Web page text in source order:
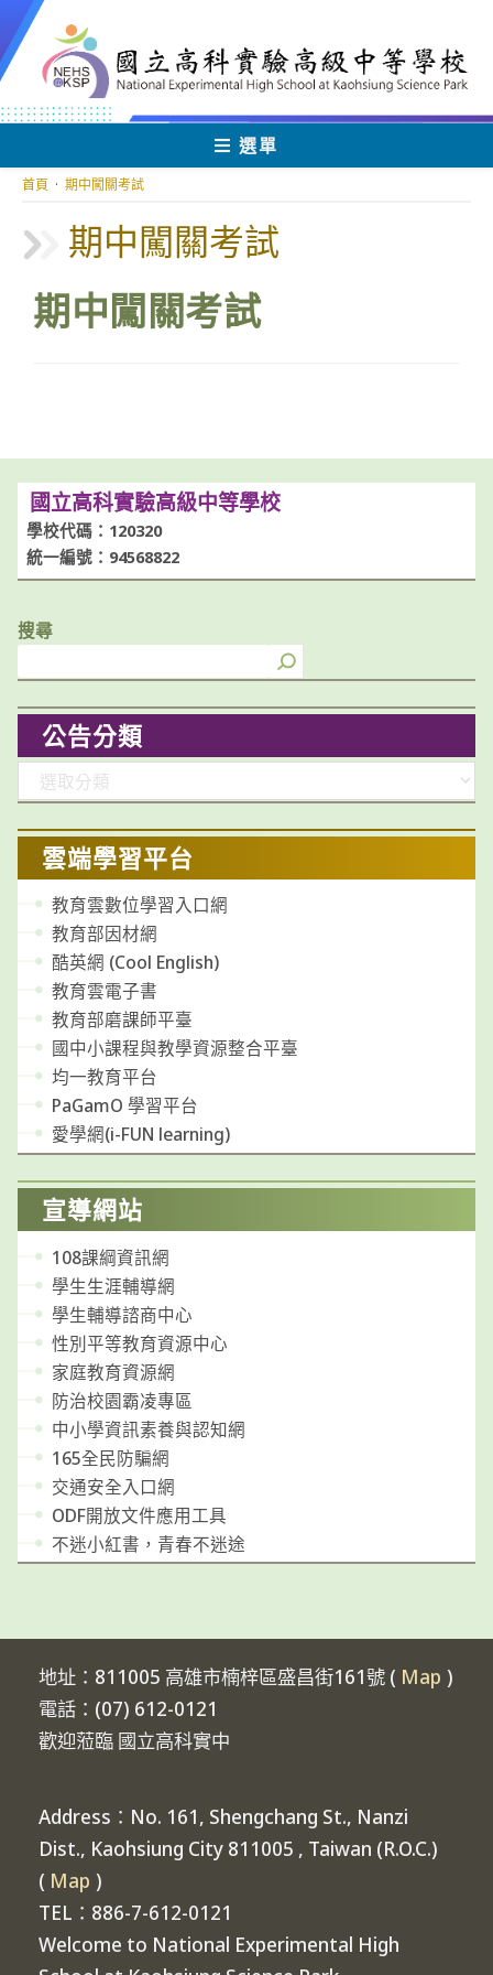
轉
至
要
容
選單
期中闖關考試
首頁 · 期中闖關考試
期中闖關考試
國立高科實驗高級中等學校
學校代碼：120320
統一編號：94568822
搜尋
公告分類
類
雲端學習平台
教育雲數位學習入口網
教育部因材網
酷英網 (Cool English)
教育雲電子書
教育部磨課師平臺
國中小課程與教學資源整合平臺
均一教育平台
PaGamO 學習平台
愛學網(i-FUN learning)
宣導網站
108課綱資訊網
學生生涯輔導網
學生輔導諮商中心
性別平等教育資源中心
家庭教育資源網
防治校園霸凌專區
中小學資訊素養與認知網
165全民防騙網
交通安全入口網
ODF開放文件應用工具
不迷小紅書，青春不迷途
地址：811005 高雄市楠梓區盛昌街161號 ( Map )
電話：(07) 612-0121
歡迎蒞臨 國立高科實中
Address：No. 161, Shengchang St., Nanzi
Dist., Kaohsiung City 811005 , Taiwan (R.O.C.)
( Map )
TEL：886-7-612-0121
Welcome to National Experimental High